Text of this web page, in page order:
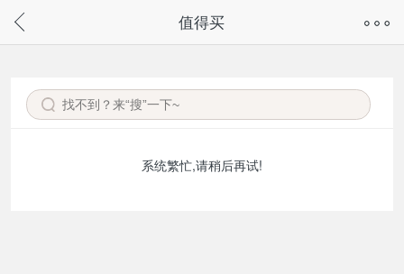
请通过微信或支付宝搜“奇兔客小程序”访问
值得买
系统繁忙,请稍后再试!